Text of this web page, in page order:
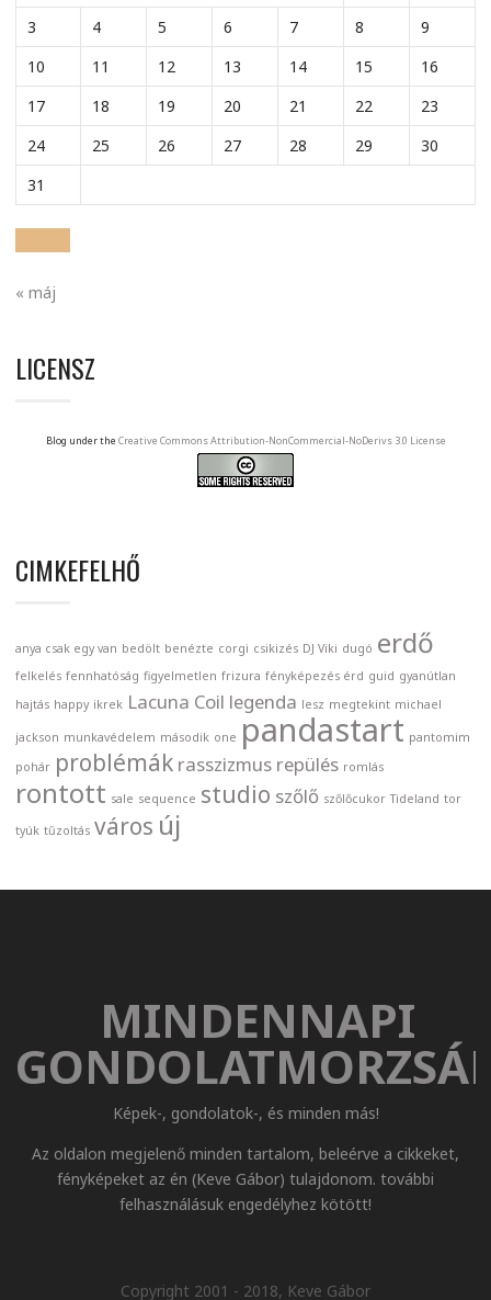
3
4 5 6 7 8
9
10
11 12 13 14 15
16
17
18 19 20 21 22
23
24
25 26 27 28 29
30
31
« máj
LICENSZ
Blog under the Creative Commons Attribution-NonCommercial-NoDerivs 3.0 License
CIMKEFELHŐ
anya csak egy van bedölt benézte corgi csikizés DJ Viki dugó erdő
felkelés fennhatóság figyelmetlen frizura fényképezés érd guid gyanútlan
hajtás happy ikrek Lacuna Coil legenda lesz megtekint michael
jackson munkavédelem második one pandastart pantomim
pohár problémák rasszizmus repülés romlás
rontott sale sequence studio szőlő szőlőcukor Tideland tor
tyúk tűzoltás város új
MINDENNAPI
Képek-, gondolatok-, és minden más!
Az oldalon megjelenő minden tartalom, beleérve a cikkeket,
fényképeket az én (Keve Gábor) tulajdonom. további
felhasználásuk engedélyhez kötött!
Copyright 2001 - 2018, Keve Gábor